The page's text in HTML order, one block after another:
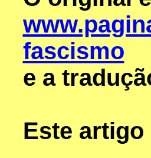
fascismo
e a
Este